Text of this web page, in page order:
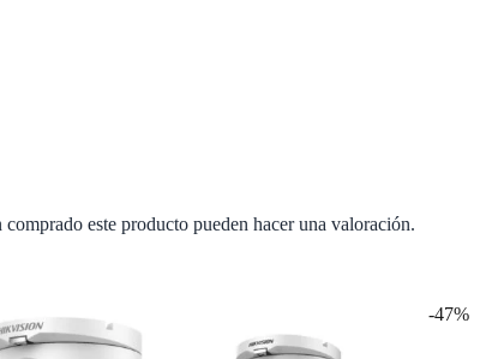
este producto pueden hacer una valoración.
-47%